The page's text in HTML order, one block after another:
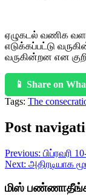
ஏழுகடல் வணிக
எடுக்கப்பட்டு
வருகின்றன என
📱 Share on
Tags: The
Post
Previous: பிப்ரவரி
Next: அதிரடியாக
மிஸ்